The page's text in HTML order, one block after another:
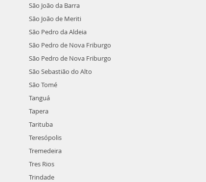
São João da Barra
São João de Meriti
São Pedro da Aldeia
São Pedro de Nova Friburgo
São Pedro de Nova Friburgo
São Sebastião do Alto
São Tomé
Tanguá
Tapera
Tarituba
Teresópolis
Tremedeira
Tres Rios
Trindade